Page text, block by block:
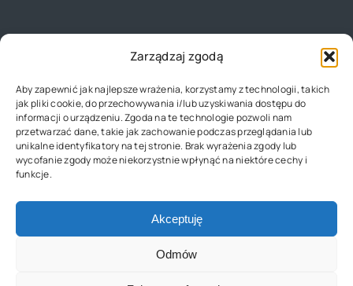
Zarządzaj zgodą
Aby zapewnić jak najlepsze wrażenia, korzystamy z technologii, takich
jak pliki cookie, do przechowywania i/lub uzyskiwania dostępu do
informacji o urządzeniu. Zgoda na te technologie pozwoli nam
przetwarzać dane, takie jak zachowanie podczas przeglądania lub
unikalne identyfikatory na tej stronie. Brak wyrażenia zgody lub
wycofanie zgody może niekorzystnie wpłynąć na niektóre cechy i
funkcje.
Akceptuję
Odmów
O Nas
Kontakt
Polityka Prywatności